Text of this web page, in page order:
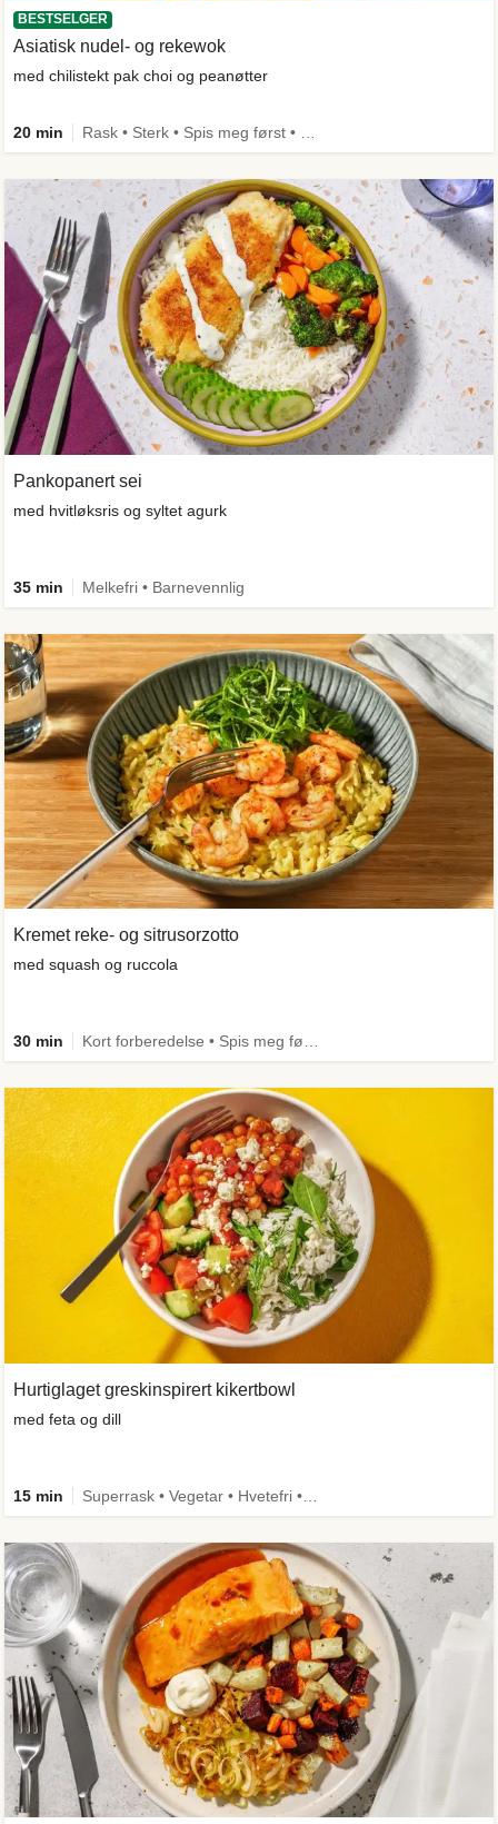
BESTSELGER
Asiatisk nudel- og rekewok
med chilistekt pak choi og peanøtter
20 min
Pankopanert sei
med hvitløksris og syltet agurk
35 min Melkefri • Barnevennlig
Kremet reke- og sitrusorzotto
med squash og ruccola
30 min
Hurtiglaget greskinspirert kikertbowl
med feta og dill
15 min